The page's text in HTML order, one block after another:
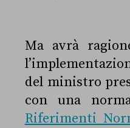
Ma avrà
del ministro
con una
Riferimenti